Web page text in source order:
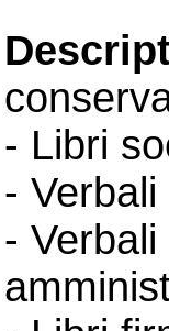
- Libri
-
-